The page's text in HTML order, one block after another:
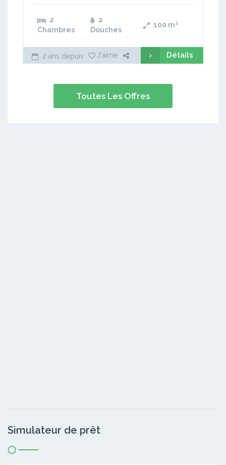
2
Chambres
2
Douches
100 m²
2 ans depuis J'aime Détails
Toutes Les Offres
Simulateur de prêt